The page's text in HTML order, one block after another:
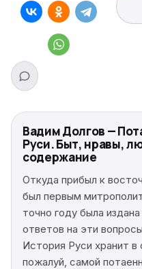
Вадим Долгов —
Руси. Быт, нравы,
содержание
Откуда прибыл к
был первым
точно году была
ответов на эти
История Руси хранит в
пожалуй, самой